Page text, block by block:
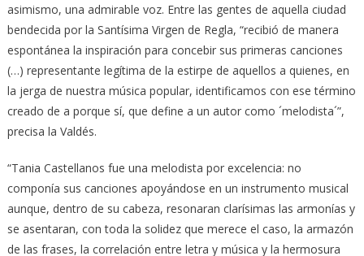
asimismo, una admirable voz. Entre las gentes de aquella ciudad
bendecida por la Santísima Virgen de Regla, “recibió de manera
espontánea la inspiración para concebir sus primeras canciones
(…) representante legítima de la estirpe de aquellos a quienes, en
la jerga de nuestra música popular, identificamos con ese término
creado de a porque sí, que define a un autor como ´melodista´”,
precisa la Valdés.
“Tania Castellanos fue una melodista por excelencia: no
componía sus canciones apoyándose en un instrumento musical
aunque, dentro de su cabeza, resonaran clarísimas las armonías y
se asentaran, con toda la solidez que merece el caso, la armazón
de las frases, la correlación entre letra y música y la hermosura